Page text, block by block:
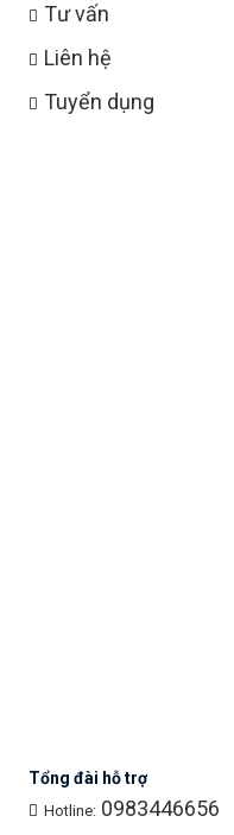
Tư vấn
Liên hệ
Tuyển dụng
Tổng đài hỗ trợ
Hotline: 0983446656